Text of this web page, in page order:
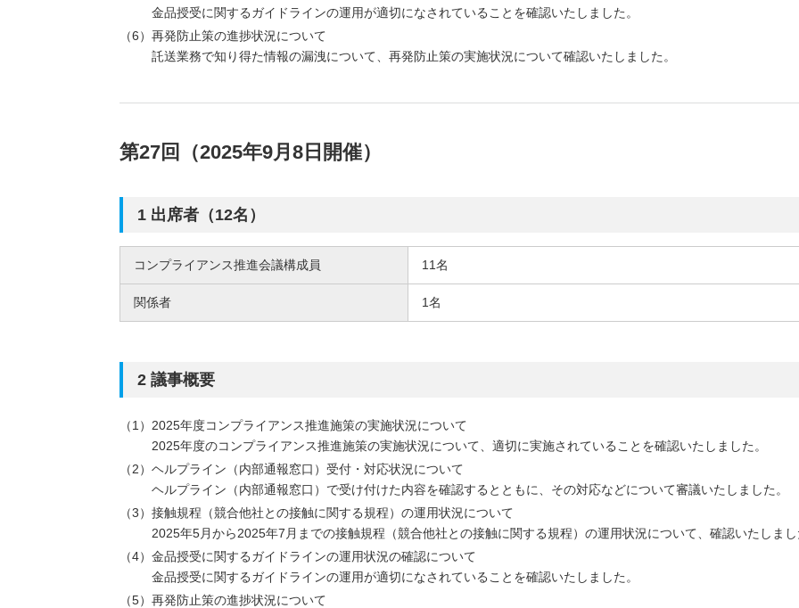
金品授受に関するガイドラインの運用が適切になされていることを確認いたしました。
再発防止策の進捗状況について
託送業務で知り得た情報の漏洩について、再発防止策の実施状況について確認いたしました。
第27回（2025年9月8日開催）
1 出席者（12名）
コンプライアンス推進会議構成員 11名
関係者 1名
2 議事概要
2025年度コンプライアンス推進施策の実施状況について
2025年度のコンプライアンス推進施策の実施状況について、適切に実施されていることを確認いたしました。
ヘルプライン（内部通報窓口）受付・対応状況について
ヘルプライン（内部通報窓口）で受け付けた内容を確認するとともに、その対応などについて審議いたしました。
接触規程（競合他社との接触に関する規程）の運用状況について
2025年5月から2025年7月までの接触規程（競合他社との接触に関する規程）の運用状況について、確認いたしま
金品授受に関するガイドラインの運用状況の確認について
金品授受に関するガイドラインの運用が適切になされていることを確認いたしました。
再発防止策の進捗状況について